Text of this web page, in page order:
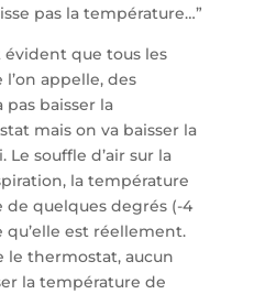
pas la température…”
évident que tous les
appelle, des
pas baisser la
mais on va baisser la
souffle d’air sur la
la température
de quelques degrés (-4
est réellement.
le thermostat, aucun
la température de